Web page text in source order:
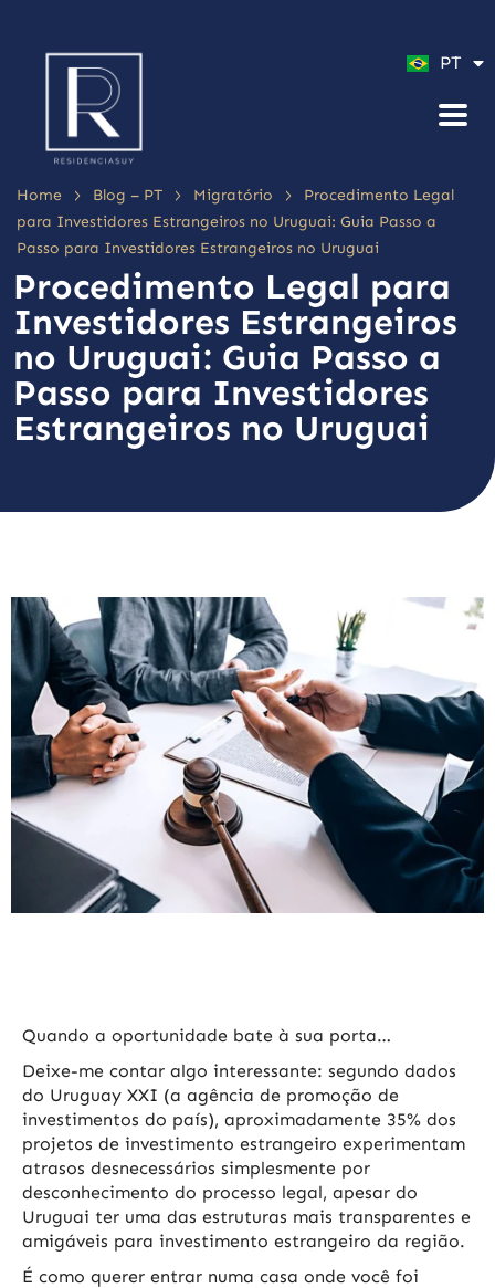
PT
EN
Home > Blog – PT > Migratório >
Procedimento Legal
para Investidores Estrangeiros no Uruguai: Guia Passo a
Passo para Investidores Estrangeiros no Uruguai
Procedimento Legal para
Investidores Estrangeiros
no Uruguai: Guia Passo a
Passo para Investidores
Estrangeiros no Uruguai
Quando a oportunidade bate à sua porta…
Deixe-me contar algo interessante: segundo dados
do Uruguay XXI (a agência de promoção de
investimentos do país), aproximadamente 35% dos
projetos de investimento estrangeiro experimentam
atrasos desnecessários simplesmente por
desconhecimento do processo legal, apesar do
Uruguai ter uma das estruturas mais transparentes e
amigáveis para investimento estrangeiro da região.
É como querer entrar numa casa onde você foi